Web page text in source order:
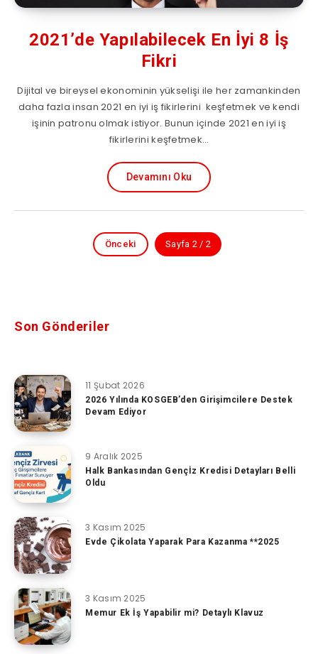
2021’de Yapılabilecek En İyi 8 İş
Fikri
Dijital ve bireysel ekonominin yükselişi ile her zamankinden
daha fazla insan 2021 en iyi iş fikirlerini keşfetmek ve kendi
işinin patronu olmak istiyor. Bunun içinde 2021 en iyi iş
fikirlerini keşfetmek…
Devamını Oku
Önceki Sayfa 2 / 2
Son Gönderiler
11 Şubat 2026
2026 Yılında KOSGEB’den Girişimcilere Destek
Devam Ediyor
9 Aralık 2025
Halk Bankasından Gençİz Kredisi Detayları Belli
Oldu
3 Kasım 2025
Evde Çikolata Yaparak Para Kazanma **2025
3 Kasım 2025
Memur Ek İş Yapabilir mi? Detaylı Klavuz